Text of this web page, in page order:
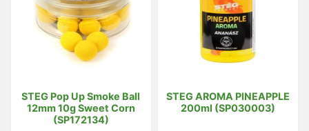
STEG Pop Up Smoke Ball
12mm 10g Sweet Corn
(SP172134)
STEG AROMA PINEAPPLE
200ml (SP030003)